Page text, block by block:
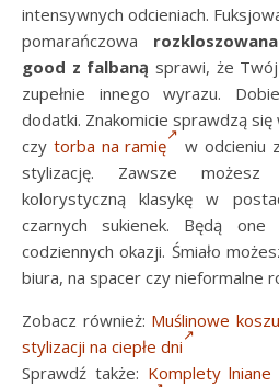
intensywnych odcieniach.
pomarańczowa
good z falbaną sprawi, że
zupełnie innego wyrazu.
dodatki. Znakomicie sprawdzą się
czy torba na ramię
w odcieniu
stylizację. Zawsze
kolorystyczną klasykę w
czarnych sukienek. Będą one
codziennych okazji. Śmiało
biura, na spacer czy nieformalne
Zobacz również: Muślinowe
stylizacji na ciepłe dni
Sprawdź także: Komplety